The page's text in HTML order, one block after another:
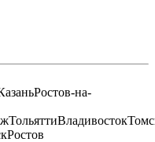
Ростов-на-
ТольяттиВладивосток
Ростов